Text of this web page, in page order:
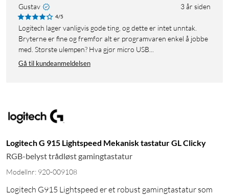
Gustav 3 år siden
4/5
Logitech lager vanligvis gode ting, og dette er intet unntak.
Bryterne er fine og fremfor alt er programvaren enkel å jobbe
med. Største ulempen? Hva gjør micro USB...
Gå til kundeanmeldelsen
Logitech G 915 Lightspeed Mekanisk tastatur GL Clicky
RGB-belyst trådløst gamingtastatur
Modellnr: 920-009108
Logitech G915 Lightspeed er et robust gamingtastatur som